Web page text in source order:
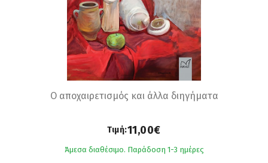
Ο αποχαιρετισμός και άλλα διηγήματα
Τιμή:11,00€
Άμεσα διαθέσιμο. Παράδοση 1-3 ημέρες